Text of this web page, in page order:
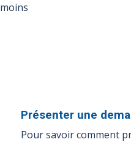
Présenter une
Pour savoir comment